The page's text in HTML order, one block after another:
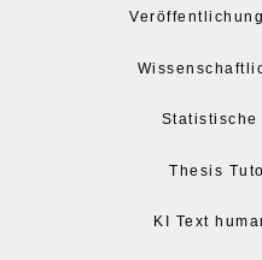
Statistische
Thesis
KI Text